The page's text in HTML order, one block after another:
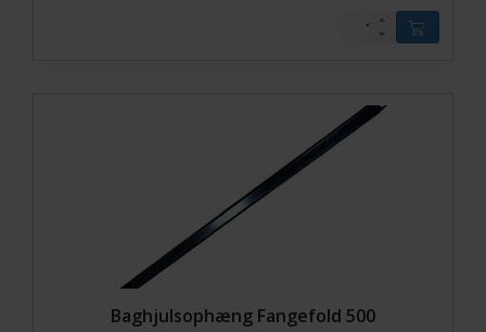
Baghjulsophæng Fangefold 500